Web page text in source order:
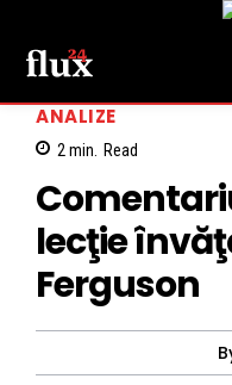
ANALIZE
2 min. Read
lecţie
Ferguson